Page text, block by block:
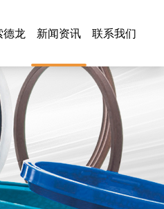
德龙 新闻资讯 联系我们